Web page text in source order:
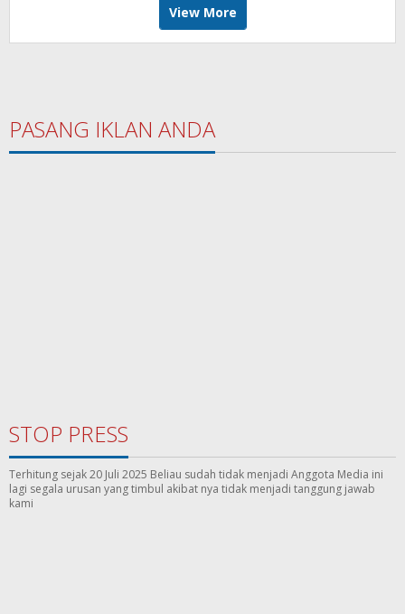
View More
PASANG IKLAN ANDA
STOP PRESS
Terhitung sejak 20 Juli 2025 Beliau sudah tidak menjadi Anggota Media ini
lagi segala urusan yang timbul akibat nya tidak menjadi tanggung jawab
kami